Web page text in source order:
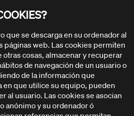
que se descarga en su ordenador al
páginas web. Las cookies permiten
otras cosas, almacenar y recuperar
de navegación de un usuario o
de la información que
en que utilice su equipo, pueden
al usuario. Las cookies se asocian
anónimo y su ordenador ó